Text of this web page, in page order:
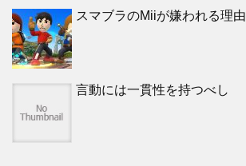
スマブラのMiiが嫌われる理由
言動には一貫性を持つべし